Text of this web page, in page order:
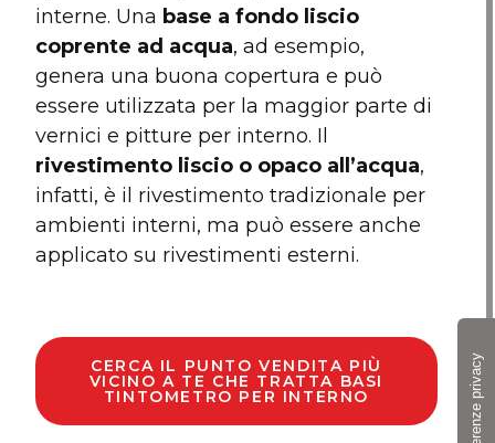
interne. Una base a fondo liscio
coprente ad acqua, ad esempio,
genera una buona copertura e può
essere utilizzata per la maggior parte di
vernici e pitture per interno. Il
rivestimento liscio o opaco all’acqua,
infatti, è il rivestimento tradizionale per
ambienti interni, ma può essere anche
applicato su rivestimenti esterni.
CERCA IL PUNTO VENDITA PIÙ
VICINO A TE CHE TRATTA BASI
TINTOMETRO PER INTERNO